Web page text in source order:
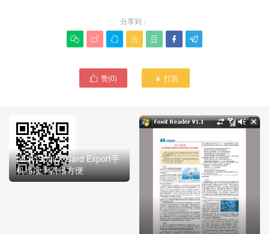
分享到：
      
 赞(0)  打赏
[工具]Softick Card Export手
机当读卡器很方便